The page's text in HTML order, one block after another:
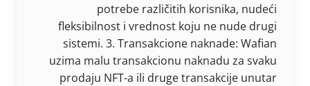
potrebe različitih korisnika, nudeći
fleksibilnost i vrednost koju ne nude drugi
sistemi. 3. Transakcione naknade: Wafian
uzima malu transakcionu naknadu za svaku
prodaju NFT-a ili druge transakcije unutar